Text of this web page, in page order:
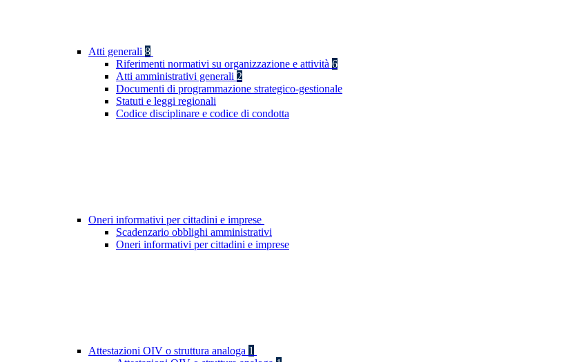
Atti generali 8
Riferimenti normativi su organizzazione e attività 6
Atti amministrativi generali 2
Documenti di programmazione strategico-gestionale
Statuti e leggi regionali
Codice disciplinare e codice di condotta
Oneri informativi per cittadini e imprese
Scadenzario obblighi amministrativi
Oneri informativi per cittadini e imprese
Attestazioni OIV o struttura analoga 1